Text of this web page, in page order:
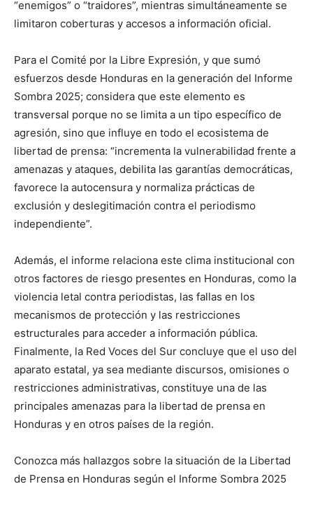
“enemigos” o “traidores”, mientras simultáneamente se
limitaron coberturas y accesos a información oficial.
Para el Comité por la Libre Expresión, y que sumó
esfuerzos desde Honduras en la generación del Informe
Sombra 2025; considera que este elemento es
transversal porque no se limita a un tipo específico de
agresión, sino que influye en todo el ecosistema de
libertad de prensa: “incrementa la vulnerabilidad frente a
amenazas y ataques, debilita las garantías democráticas,
favorece la autocensura y normaliza prácticas de
exclusión y deslegitimación contra el periodismo
independiente”.
Además, el informe relaciona este clima institucional con
otros factores de riesgo presentes en Honduras, como la
violencia letal contra periodistas, las fallas en los
mecanismos de protección y las restricciones
estructurales para acceder a información pública.
Finalmente, la Red Voces del Sur concluye que el uso del
aparato estatal, ya sea mediante discursos, omisiones o
restricciones administrativas, constituye una de las
principales amenazas para la libertad de prensa en
Honduras y en otros países de la región.
Conozca más hallazgos sobre la situación de la Libertad
de Prensa en Honduras según el Informe Sombra 2025